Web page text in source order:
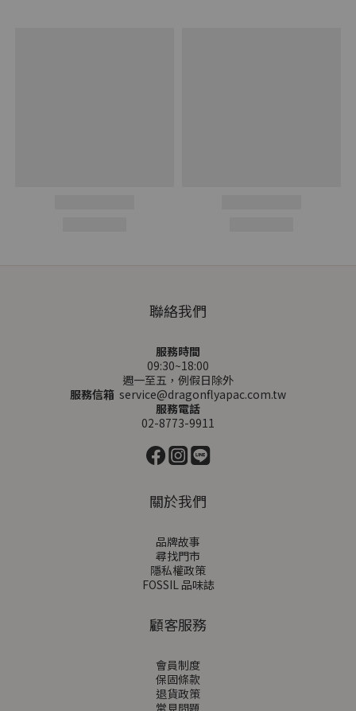
聯絡我們
服務時間
09:30~18:00
週一至五，例假日除外
服務信箱 service@dragonflyapac.com.tw
服務電話
02-8773-9911
關於我們
品牌故事
尋找門市
隱私權政策
FOSSIL 品味誌
顧客服務
會員制度
保固條款
退貨政策
常見問題